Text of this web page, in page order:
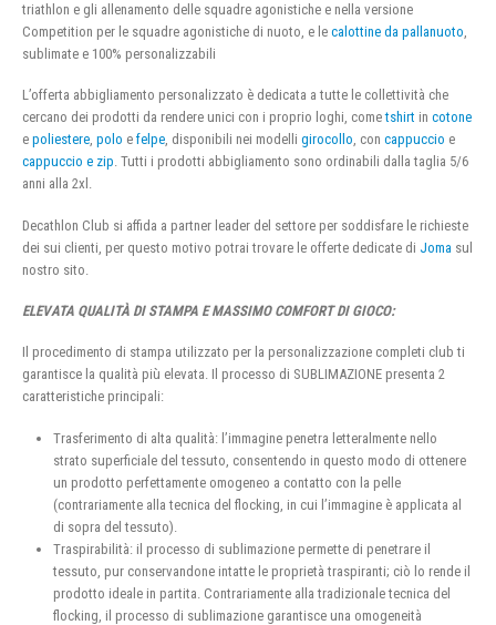
triathlon e gli allenamento delle squadre agonistiche e nella versione
Competition per le squadre agonistiche di nuoto, e le calottine da pallanuoto,
sublimate e 100% personalizzabili
L’offerta abbigliamento personalizzato è dedicata a tutte le collettività che
cercano dei prodotti da rendere unici con i proprio loghi, cometshirt in cotone
e poliestere, polo e felpe, disponibili nei modelli girocollo, con cappuccio e
cappuccio e zip. Tutti i prodotti abbigliamento sono ordinabili dalla taglia 5/6
anni alla 2xl.
Decathlon Club si affida a partner leader del settore per soddisfare le richieste
dei sui clienti, per questo motivo potrai trovare le offerte dedicate di Joma sul
nostro sito.
ELEVATA QUALITÀ DI STAMPA E MASSIMO COMFORT DI GIOCO:
Il procedimento di stampa utilizzato per la personalizzazione completi club ti
garantisce la qualità più elevata. Il processo di SUBLIMAZIONE presenta 2
caratteristiche principali:
Trasferimento di alta qualità: l’immagine penetra letteralmente nello
strato superficiale del tessuto, consentendo in questo modo di ottenere
un prodotto perfettamente omogeneo a contatto con la pelle
(contrariamente alla tecnica del flocking, in cui l’immagine è applicata al
di sopra del tessuto).
Traspirabilità: il processo di sublimazione permette di penetrare il
tessuto, pur conservandone intatte le proprietà traspiranti; ciò lo rende il
prodotto ideale in partita. Contrariamente alla tradizionale tecnica del
flocking, il processo di sublimazione garantisce una omogeneità